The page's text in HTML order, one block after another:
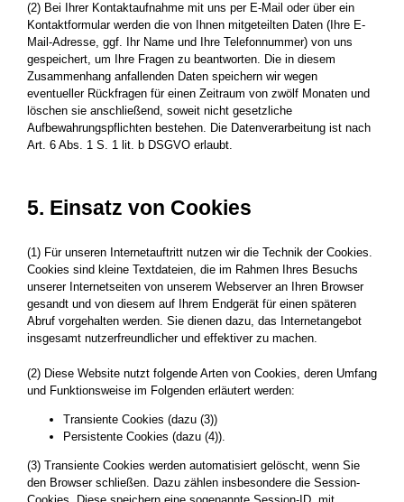
(2) Bei Ihrer Kontaktaufnahme mit uns per E-Mail oder über ein
Kontaktformular werden die von Ihnen mitgeteilten Daten (Ihre E-
Mail-Adresse, ggf. Ihr Name und Ihre Telefonnummer) von uns
gespeichert, um Ihre Fragen zu beantworten. Die in diesem
Zusammenhang anfallenden Daten speichern wir wegen
eventueller Rückfragen für einen Zeitraum von zwölf Monaten und
löschen sie anschließend, soweit nicht gesetzliche
Aufbewahrungspflichten bestehen. Die Datenverarbeitung ist nach
Art. 6 Abs. 1 S. 1 lit. b DSGVO erlaubt.
5. Einsatz von Cookies
(1) Für unseren Internetauftritt nutzen wir die Technik der Cookies.
Cookies sind kleine Textdateien, die im Rahmen Ihres Besuchs
unserer Internetseiten von unserem Webserver an Ihren Browser
gesandt und von diesem auf Ihrem Endgerät für einen späteren
Abruf vorgehalten werden. Sie dienen dazu, das Internetangebot
insgesamt nutzerfreundlicher und effektiver zu machen.
(2) Diese Website nutzt folgende Arten von Cookies, deren Umfang
und Funktionsweise im Folgenden erläutert werden:
Transiente Cookies (dazu (3))
Persistente Cookies (dazu (4)).
(3) Transiente Cookies werden automatisiert gelöscht, wenn Sie
den Browser schließen. Dazu zählen insbesondere die Session-